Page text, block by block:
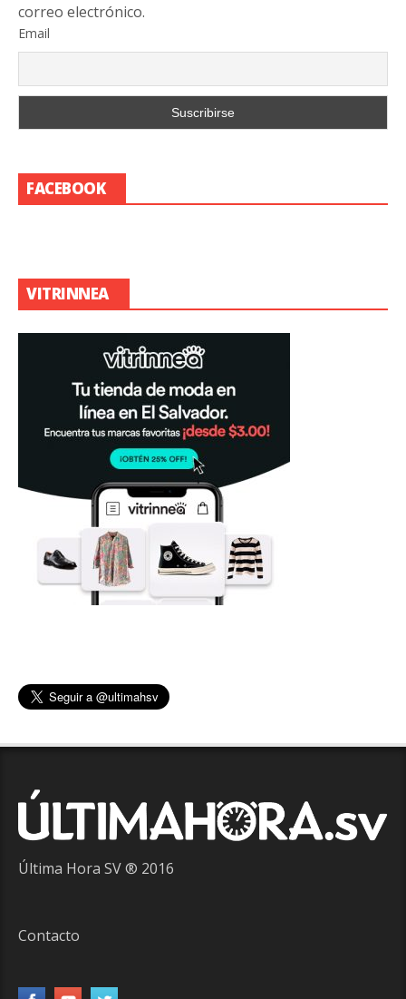
correo electrónico.
Email
FACEBOOK
VITRINNEA
Última Hora SV ® 2016
Contacto